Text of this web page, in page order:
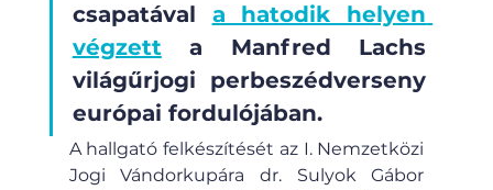
csapatával a hatodik helyen
végzett a Manfred Lachs
világűrjogi perbeszédverseny
európai fordulójában.
A hallgató felkészítését az I. Nemzetközi
Jogi Vándorkupára dr. Sulyok Gábor